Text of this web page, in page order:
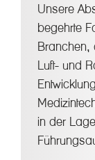
Unsere
begehrte
Branchen,
Luft- und
in der